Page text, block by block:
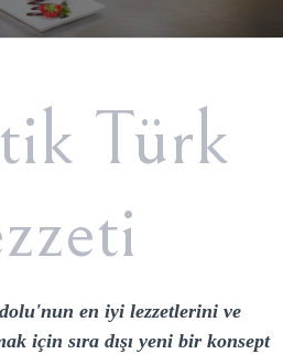
Türk
en iyi lezzetlerini ve
için sıra dışı yeni bir konsept